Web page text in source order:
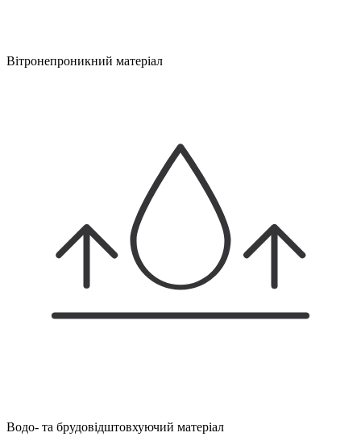
Вітронепроникний матеріал
Водо- та брудовідштовхуючий матеріал